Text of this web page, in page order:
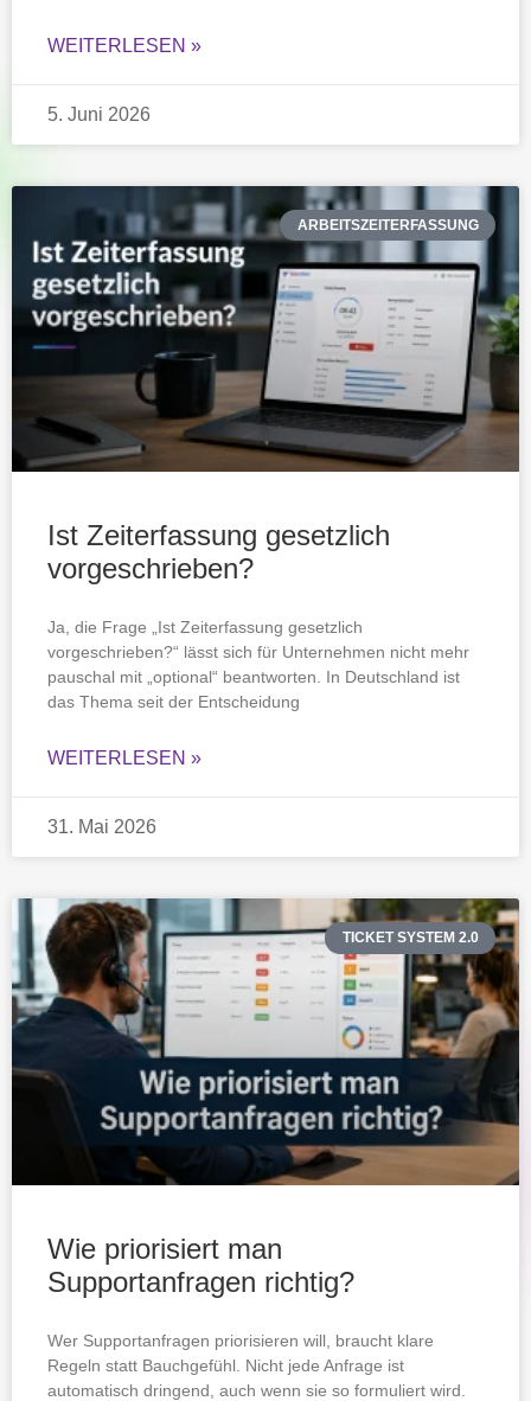
WEITERLESEN »
5. Juni 2026
ARBEITSZEITERFASSUNG
Ist Zeiterfassung gesetzlich
vorgeschrieben?
Ja, die Frage „Ist Zeiterfassung gesetzlich
vorgeschrieben?“ lässt sich für Unternehmen nicht mehr
pauschal mit „optional“ beantworten. In Deutschland ist
das Thema seit der Entscheidung
WEITERLESEN »
31. Mai 2026
TICKET SYSTEM 2.0
Wie priorisiert man
Supportanfragen richtig?
Wer Supportanfragen priorisieren will, braucht klare
Regeln statt Bauchgefühl. Nicht jede Anfrage ist
automatisch dringend, auch wenn sie so formuliert wird.